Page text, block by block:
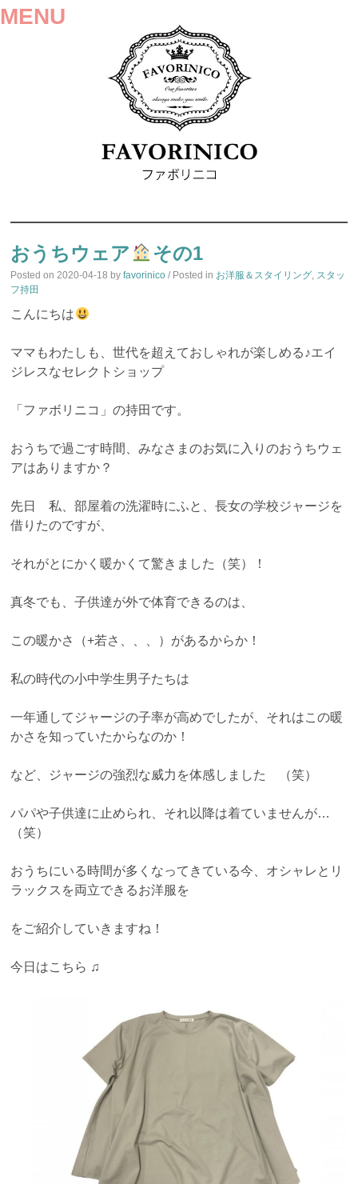
MENU
TO
CONTENT
おうちウェア その1
Posted on2020-04-18 byfavorinico / Posted in お洋服＆スタイリング, スタッ
フ持田
こんにちは
ママもわたしも、世代を超えておしゃれが楽しめる♪エイ
ジレスなセレクトショップ
「ファボリニコ」の持田です。
おうちで過ごす時間、みなさまのお気に入りのおうちウェ
アはありますか？
先日 私、部屋着の洗濯時にふと、長女の学校ジャージを
借りたのですが、
それがとにかく暖かくて驚きました（笑）！
真冬でも、子供達が外で体育できるのは、
この暖かさ（+若さ、、、）があるからか！
私の時代の小中学生男子たちは
一年通してジャージの子率が高めでしたが、それはこの暖
かさを知っていたからなのか！
など、ジャージの強烈な威力を体感しました （笑）
パパや子供達に止められ、それ以降は着ていませんが…
（笑）
おうちにいる時間が多くなってきている今、オシャレとリ
ラックスを両立できるお洋服を
をご紹介していきますね！
今日はこちら ♫